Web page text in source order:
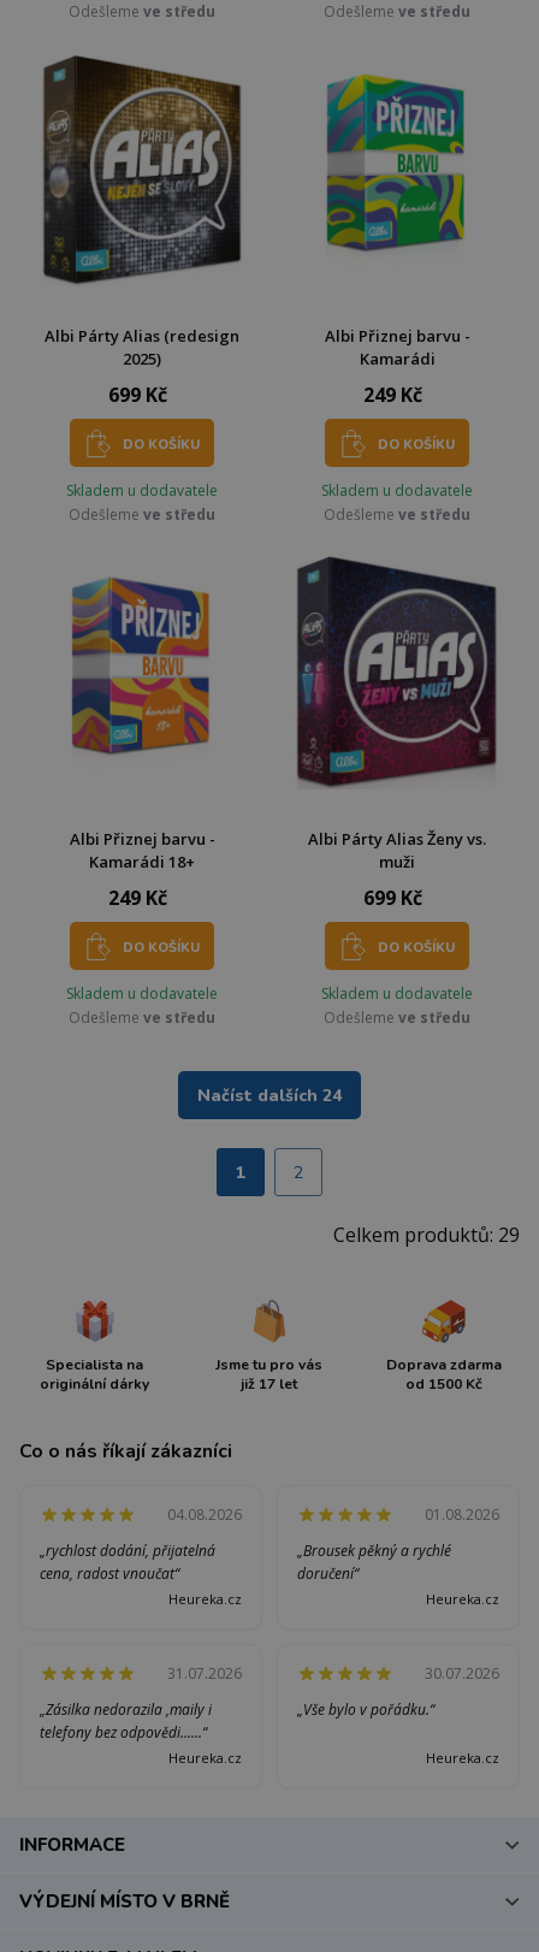
Odešleme ve středu
Odešleme ve středu
Albi Párty Alias (redesign
2025)
699 Kč
DO KOŠÍKU
Skladem u dodavatele
Odešleme ve středu
Albi Přiznej barvu -
Kamarádi
249 Kč
DO KOŠÍKU
Skladem u dodavatele
Odešleme ve středu
Albi Přiznej barvu -
Kamarádi 18+
249 Kč
DO KOŠÍKU
Skladem u dodavatele
Odešleme ve středu
Albi Párty Alias Ženy vs.
muži
699 Kč
DO KOŠÍKU
Skladem u dodavatele
Odešleme ve středu
Načíst dalších 24
1 2
Celkem produktů: 29
Specialista na
originální dárky
Jsme tu pro vás
již 17 let
Doprava zdarma
od 1500 Kč
Co o nás říkají zákazníci
04.08.2026
„rychlost dodání, přijatelná
cena, radost vnoučat“
Heureka.cz
01.08.2026
„Brousek pěkný a rychlé
doručení“
Heureka.cz
31.07.2026
„Zásilka nedorazila ,maily i
telefony bez odpovědi......“
Heureka.cz
30.07.2026
„Vše bylo v pořádku.“
Heureka.cz
INFORMACE
VÝDEJNÍ MÍSTO V BRNĚ